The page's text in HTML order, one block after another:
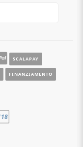
SCALAPAY
FINANZIAMENTO